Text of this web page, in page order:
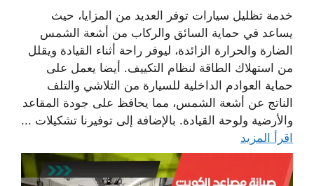
خدمة تظليل سيارات توفر العديد من المزايا، حيث
يساعد في حماية السائق والركاب من أشعة الشمس
الضارة والحرارة الزائدة، ليوفر راحة أثناء القيادة ويقلل
من استهلاك الطاقة لنظام التكييف. أيضا يعمل على
حماية العوادم الداخلية للسيارة من التلاشي والتلف
الناتج عن أشعة الشمس، مما يحافظ على جودة المقاعد
والأرضية ولوحة القيادة. بالإضافة إلى توفيرنا تشكيلات ...
اقرأ المزيد